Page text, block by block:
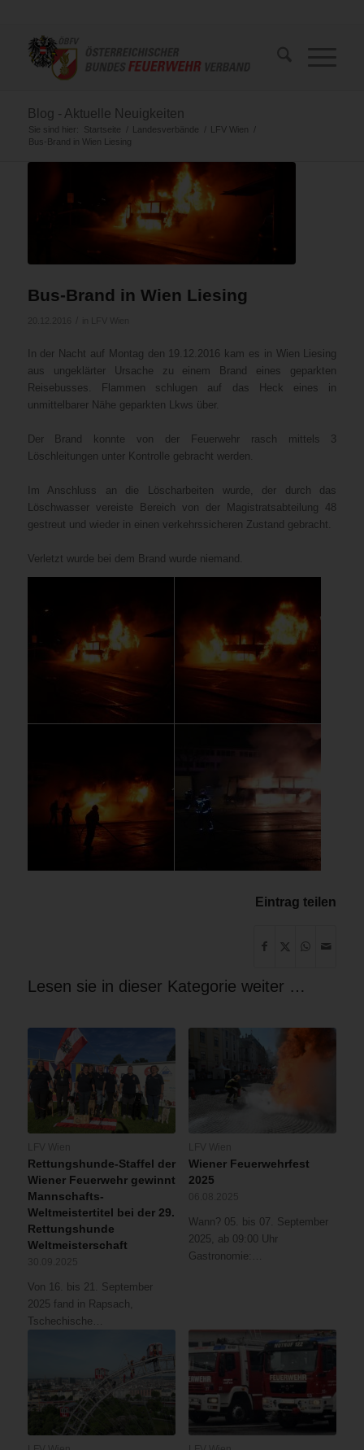
Blog - Aktuelle Neuigkeiten
Sie sind hier: Startseite / Landesverbände / LFV Wien
/
Bus-Brand in Wien Liesing
Bus-Brand in Wien Liesing
In der Nacht auf Montag den 19.12.2016 kam es in Wien Liesing
aus ungeklärter Ursache zu einem Brand eines geparkten
Reisebusses. Flammen schlugen auf das Heck eines in
unmittelbarer Nähe geparkten Lkws über.
Der Brand konnte von der Feuerwehr rasch mittels 3
Löschleitungen unter Kontrolle gebracht werden.
Im Anschluss an die Löscharbeiten wurde, der durch das
Löschwasser vereiste Bereich von der Magistratsabteilung 48
gestreut und wieder in einen verkehrssicheren Zustand gebracht.
Verletzt wurde bei dem Brand wurde niemand.
Eintrag teilen
Lesen sie in dieser Kategorie weiter …
Rettungshunde-Staffel der
Wiener Feuerwehr gewinnt
Mannschafts-
Weltmeistertitel bei der 29.
Rettungshunde
Weltmeisterschaft
Von 16. bis 21. September
2025 fand in Rapsach,
Tschechische…
Wiener Feuerwehrfest
2025
Wann? 05. bis 07. September
2025, ab 09:00 Uhr
Gastronomie:…